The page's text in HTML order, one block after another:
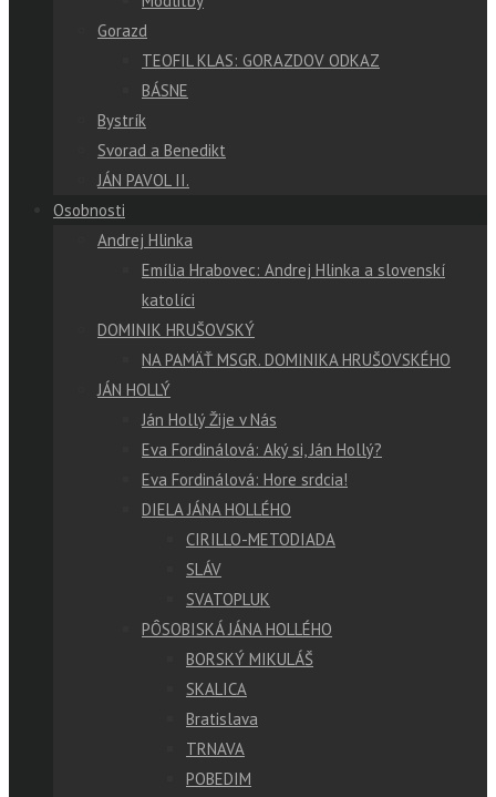
Gorazd
TEOFIL KLAS: GORAZDOV ODKAZ
BÁSNE
Bystrík
Svorad a Benedikt
JÁN PAVOL II.
Osobnosti
Andrej Hlinka
Emília Hrabovec: Andrej Hlinka a slovenskí
katolíci
DOMINIK HRUŠOVSKÝ
NA PAMÄŤ MSGR. DOMINIKA HRUŠOVSKÉHO
JÁN HOLLÝ
Ján Hollý Žije v Nás
Eva Fordinálová: Aký si, Ján Hollý?
Eva Fordinálová: Hore srdcia!
DIELA JÁNA HOLLÉHO
CIRILLO-METODIADA
SLÁV
SVATOPLUK
PÔSOBISKÁ JÁNA HOLLÉHO
BORSKÝ MIKULÁŠ
SKALICA
Bratislava
TRNAVA
POBEDIM